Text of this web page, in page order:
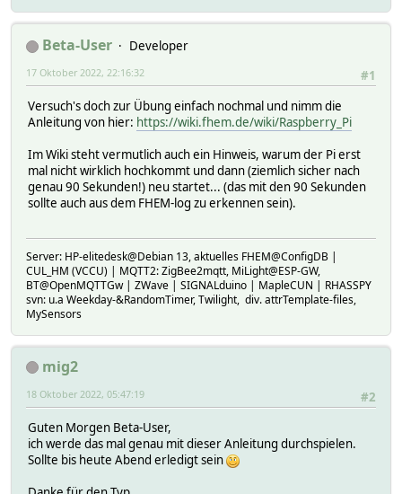
Beta-User
Developer
#1
17 Oktober 2022, 22:16:32
Versuch's doch zur Übung einfach nochmal und nimm die
Anleitung von hier: https://wiki.fhem.de/wiki/Raspberry_Pi
Im Wiki steht vermutlich auch ein Hinweis, warum der Pi erst
mal nicht wirklich hochkommt und dann (ziemlich sicher nach
genau 90 Sekunden!) neu startet... (das mit den 90 Sekunden
sollte auch aus dem FHEM-log zu erkennen sein).
Server: HP-elitedesk@Debian 13, aktuelles FHEM@ConfigDB |
CUL_HM (VCCU) | MQTT2: ZigBee2mqtt, MiLight@ESP-GW,
BT@OpenMQTTGw | ZWave | SIGNALduino | MapleCUN | RHASSPY
svn: u.a Weekday-&RandomTimer, Twilight, div. attrTemplate-files,
MySensors
mig2
#2
18 Oktober 2022, 05:47:19
Guten Morgen Beta-User,
ich werde das mal genau mit dieser Anleitung durchspielen.
Sollte bis heute Abend erledigt sein